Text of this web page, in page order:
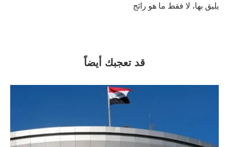
يليق بها، لا فقط ما هو رائج
قد تعجبك أيضاً